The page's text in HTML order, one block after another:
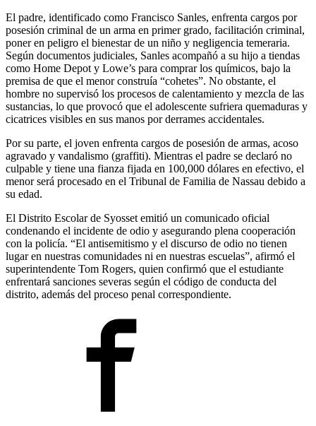
El padre, identificado como Francisco Sanles, enfrenta cargos por
posesión criminal de un arma en primer grado, facilitación criminal,
poner en peligro el bienestar de un niño y negligencia temeraria.
Según documentos judiciales, Sanles acompañó a su hijo a tiendas
como Home Depot y Lowe’s para comprar los químicos, bajo la
premisa de que el menor construía “cohetes”. No obstante, el
hombre no supervisó los procesos de calentamiento y mezcla de las
sustancias, lo que provocó que el adolescente sufriera quemaduras y
cicatrices visibles en sus manos por derrames accidentales.
Por su parte, el joven enfrenta cargos de posesión de armas, acoso
agravado y vandalismo (graffiti). Mientras el padre se declaró no
culpable y tiene una fianza fijada en 100,000 dólares en efectivo, el
menor será procesado en el Tribunal de Familia de Nassau debido a
su edad.
El Distrito Escolar de Syosset emitió un comunicado oficial
condenando el incidente de odio y asegurando plena cooperación
con la policía. “El antisemitismo y el discurso de odio no tienen
lugar en nuestras comunidades ni en nuestras escuelas”, afirmó el
superintendente Tom Rogers, quien confirmó que el estudiante
enfrentará sanciones severas según el código de conducta del
distrito, además del proceso penal correspondiente.